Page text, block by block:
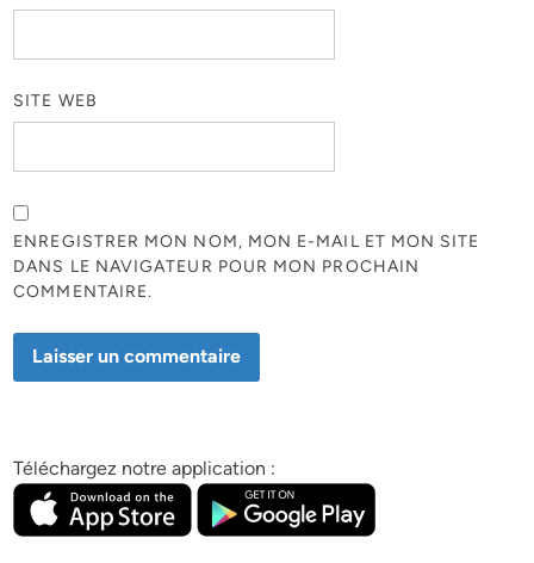
SITE WEB
ENREGISTRER MON NOM, MON E-MAIL ET MON SITE
DANS LE NAVIGATEUR POUR MON PROCHAIN
COMMENTAIRE.
Téléchargez notre application :